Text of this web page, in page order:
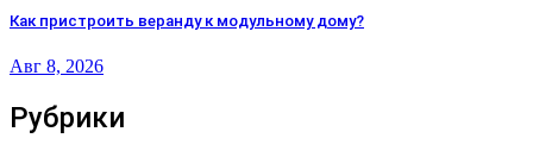
Как пристроить веранду к модульному дому?
Авг 8, 2026
Рубрики